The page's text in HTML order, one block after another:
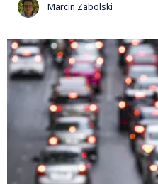
Marcin Zabolski